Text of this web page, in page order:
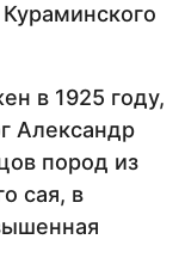
в 1925 году,
Александр
пород из
сая, в